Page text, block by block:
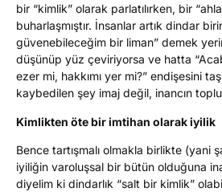
bir “kimlik” olarak parlatılırken, bir
buharlaşmıştır. İnsanlar artık dindar
güvenebileceğim bir liman” demek
düşünüp yüz çeviriyorsa ve hatta
ezer mi, hakkımı yer mi?” endişesini
kaybedilen şey imaj değil, inancın
Kimlikten öte bir imtihan olarak iyilik
Bence tartışmalı olmakla birlikte (yani
iyiliğin varoluşsal bir bütün olduğuna
diyelim ki dindarlık “salt bir kimlik”